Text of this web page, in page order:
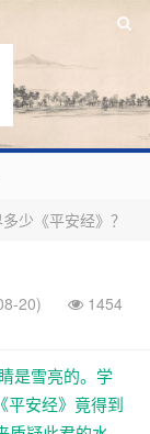
少《平安经》？
20)
1454
是雪亮的。学
平安经》竟得到